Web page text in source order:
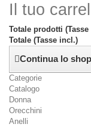
Il tuo
Totale prodotti
Totale (Tasse incl.)
Continua lo
Categorie
Catalogo
Donna
Orecchini
Anelli